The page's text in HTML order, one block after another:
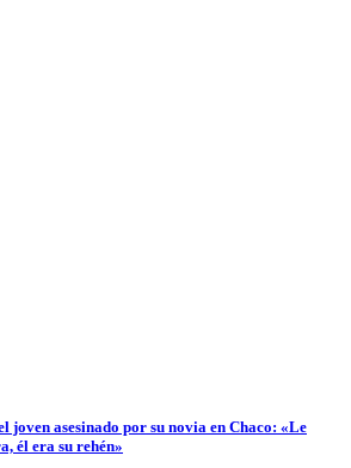
joven asesinado por su novia en Chaco: «Le
él era su rehén»